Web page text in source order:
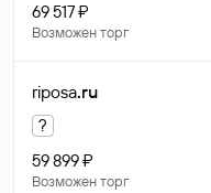
69 517 ₽
Возможен торг
riposa.ru
?
59 899 ₽
Возможен торг